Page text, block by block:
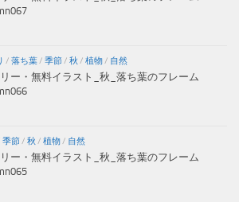
/ 落ち葉/ 季節/ 秋 / 植物/ 自然
ー・無料イラスト_秋_落ち葉のフレーム
季節/ 秋 / 植物/ 自然
ー・無料イラスト_秋_落ち葉のフレーム